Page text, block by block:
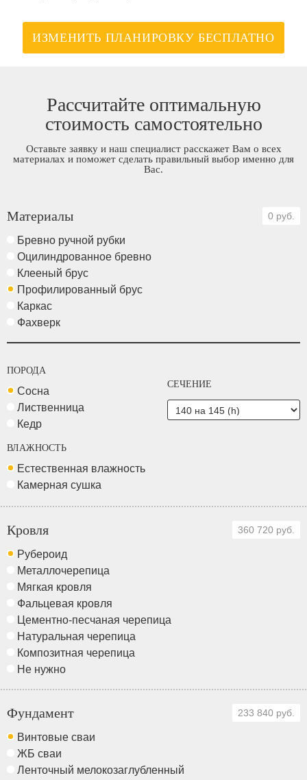
ИЗМЕНИТЬ ПЛАНИРОВКУ БЕСПЛАТНО
Рассчитайте оптимальную
стоимость самостоятельно
Оставьте заявку и наш специалист расскажет Вам о всех
материалах и поможет сделать правильный выбор именно для
Вас.
Материалы 0 руб.
Бревно ручной рубки
Оцилиндрованное бревно
Клееный брус
Профилированный брус
Каркас
Фахверк
ПОРОДА
Сосна
Лиственница
Кедр
СЕЧЕНИЕ
ВЛАЖНОСТЬ
Естественная влажность
Камерная сушка
Кровля 360 720 руб.
Рубероид
Металлочерепица
Мягкая кровля
Фальцевая кровля
Цементно-песчаная черепица
Натуральная черепица
Композитная черепица
Не нужно
Фундамент 233 840 руб.
Винтовые сваи
ЖБ сваи
Ленточный мелокозаглубленный